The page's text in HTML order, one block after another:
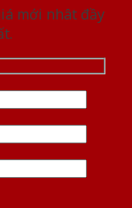
mới nhât đầy